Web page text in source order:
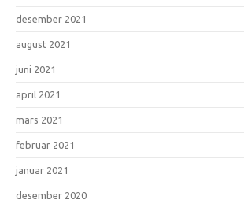
desember 2021
august 2021
juni 2021
april 2021
mars 2021
februar 2021
januar 2021
desember 2020